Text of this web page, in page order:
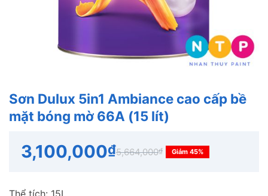
Sơn Dulux 5in1 Ambiance cao cấp bề
mặt bóng mờ 66A (15 lít)
3,100,000₫5,664,000₫ Giảm 45%